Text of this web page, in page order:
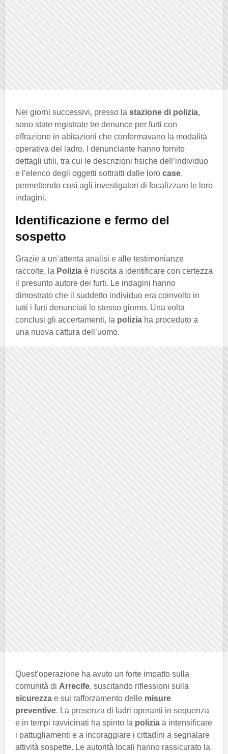
Nei giorni successivi, presso la stazione di polizia,
sono state registrate tre denunce per furti con
effrazione in abitazioni che confermavano la modalità
operativa del ladro. I denunciante hanno fornito
dettagli utili, tra cui le descrizioni fisiche dell’individuo
e l’elenco degli oggetti sottratti dalle loro case,
permettendo così agli investigatori di focalizzare le loro
indagini.
Identificazione e fermo del
sospetto
Grazie a un’attenta analisi e alle testimonianze
raccolte, la Polizia è riuscita a identificare con certezza
il presunto autore dei furti. Le indagini hanno
dimostrato che il suddetto individuo era coinvolto in
tutti i furti denunciati lo stesso giorno. Una volta
conclusi gli accertamenti, la polizia ha proceduto a
una nuova cattura dell’uomo.
Quest’operazione ha avuto un forte impatto sulla
comunità di Arrecife, suscitando riflessioni sulla
sicurezza e sul rafforzamento delle misure
preventive. La presenza di ladri operanti in sequenza
e in tempi ravvicinati ha spinto la polizia a intensificare
i pattugliamenti e a incoraggiare i cittadini a segnalare
attività sospette. Le autorità locali hanno rassicurato la